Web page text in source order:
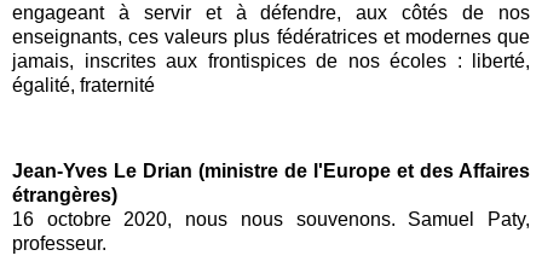
engageant à servir et à défendre, aux côtés de nos
enseignants, ces valeurs plus fédératrices et modernes que
jamais, inscrites aux frontispices de nos écoles : liberté,
égalité, fraternité
Jean-Yves Le Drian (ministre de l'Europe et des Affaires
étrangères)
16 octobre 2020, nous nous souvenons. Samuel Paty,
professeur.